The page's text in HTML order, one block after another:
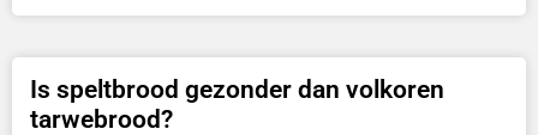
Is speltbrood gezonder dan volkoren
tarwebrood?